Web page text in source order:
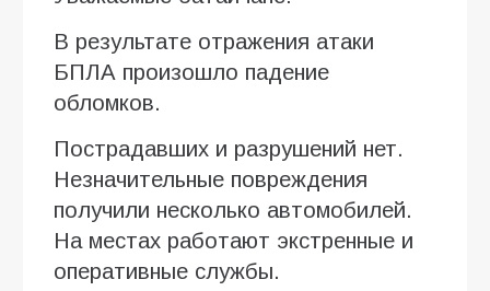
В результате отражения атаки
БПЛА произошло падение
обломков.
Пострадавших и разрушений нет.
Незначительные повреждения
получили несколько автомобилей.
На местах работают экстренные и
оперативные службы.